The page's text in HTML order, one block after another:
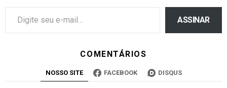
ASSINAR
COMENTÁRIOS
NOSSO SITE FACEBOOK DISQUS